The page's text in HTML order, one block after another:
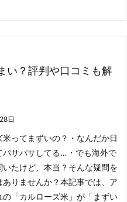
い？評判や口コミも解
日
米ってまずいの？ ・なんだか日
パサパサしてる… ・でも海外で
たけど、本当？ そんな疑問を
りませんか？本記事では、ア
の「カルローズ米」が「まずい